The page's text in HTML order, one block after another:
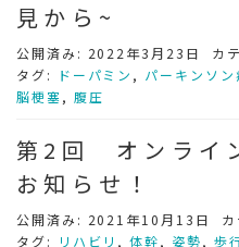
見から~
公開済み: 2022年3月23日 カ
タグ:
ドーパミン , パーキンソン
脳梗塞, 腹圧
第2回 オンライ
お知らせ！
公開済み: 2021年10月13日
タグ:
リハビリ ,体幹, 姿勢, 歩